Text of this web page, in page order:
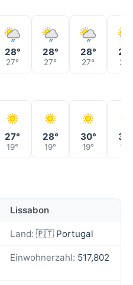
28°
27°
28°
27°
28°
27° 27°
27°
19°
28°
19°
30°
19° 19°
Lissabon
Land: 🇵🇹 Portugal
Einwohnerzahl: 517,802